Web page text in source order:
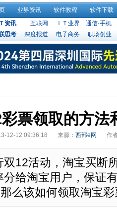
业界资讯 软件教程
软件下载
资讯
互联网 ＩＴ业界
通信·手机
思考
深度报道 电子商务 职场创业
票领取的方法
12-12 09:36:18 来源： 西部e网 作
12活动，淘宝买断
给淘宝用户，保证
么该如何领取淘宝